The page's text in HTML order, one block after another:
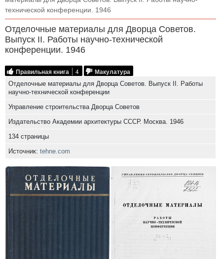
технической конференции. 1946
Отделочные материалы для Дворца Советов.
Выпуск II. Работы научно-технической
конференции. 1946
Правильная книга 4 Макулатура
Отделочные материалы для Дворца Советов. Выпуск II. Работы
научно-технической конференции
Управление строительства Дворца Советов
Издательство Академии архитектуры СССР. Москва. 1946
134 страницы
Источник: tehne.com